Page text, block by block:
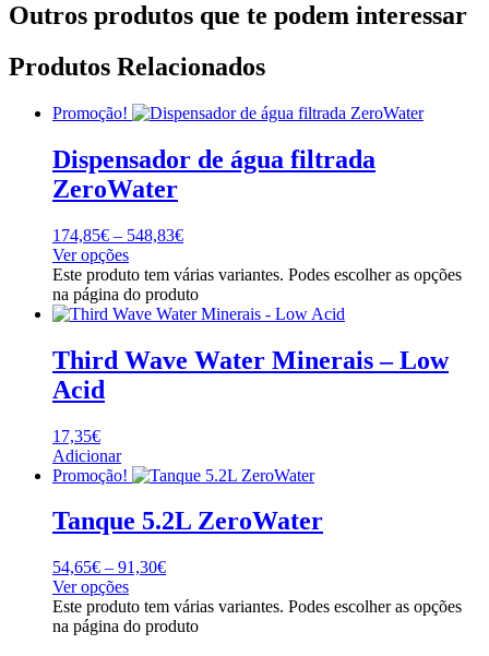
Outros produtos que te podem interessar
Produtos Relacionados
Promoção!
Dispensador de água filtrada
ZeroWater
174,85€ – 548,83€
Ver opções
Este produto tem várias variantes. Podes escolher as opções
na página do produto
Third Wave Water Minerais – Low
Acid
17,35€
Adicionar
Promoção!
Tanque 5.2L ZeroWater
54,65€ – 91,30€
Ver opções
Este produto tem várias variantes. Podes escolher as opções
na página do produto